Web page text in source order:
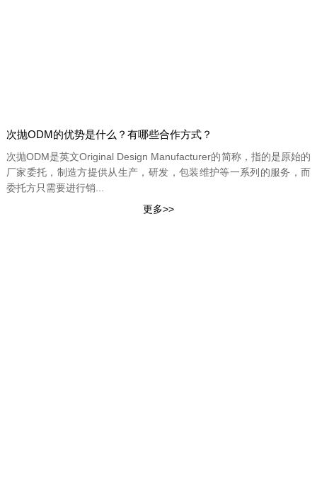
次抛ODM的优势是什么？有哪些合作方式？
次抛ODM是英文Original Design Manufacturer的简称，指的是原始的
厂家委托，制造方提供从生产，研发，包装维护等一系列的服务，而
委托方只需要进行销...